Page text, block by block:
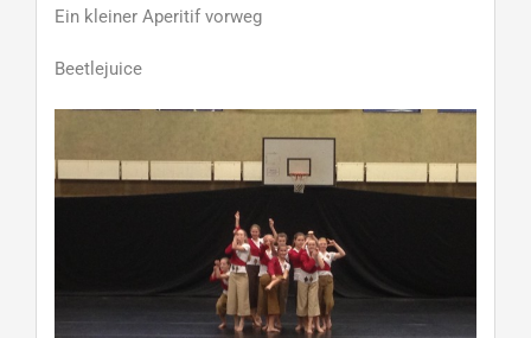
Ein kleiner Aperitif vorweg
Beetlejuice